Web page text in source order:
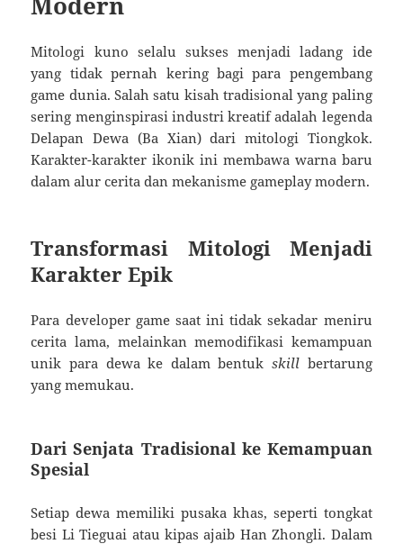
Mitologi kuno selalu sukses menjadi ladang ide
yang tidak pernah kering bagi para pengembang
game dunia. Salah satu kisah tradisional yang paling
sering menginspirasi industri kreatif adalah legenda
Delapan Dewa (Ba Xian) dari mitologi Tiongkok.
Karakter-karakter ikonik ini membawa warna baru
dalam alur cerita dan mekanisme gameplay modern.
Transformasi Mitologi Menjadi
Karakter Epik
Para developer game saat ini tidak sekadar meniru
cerita lama, melainkan memodifikasi kemampuan
unik para dewa ke dalam bentuk skillbertarung
yang memukau.
Dari Senjata Tradisional ke Kemampuan
Spesial
Setiap dewa memiliki pusaka khas, seperti tongkat
besi Li Tieguai atau kipas ajaib Han Zhongli. Dalam